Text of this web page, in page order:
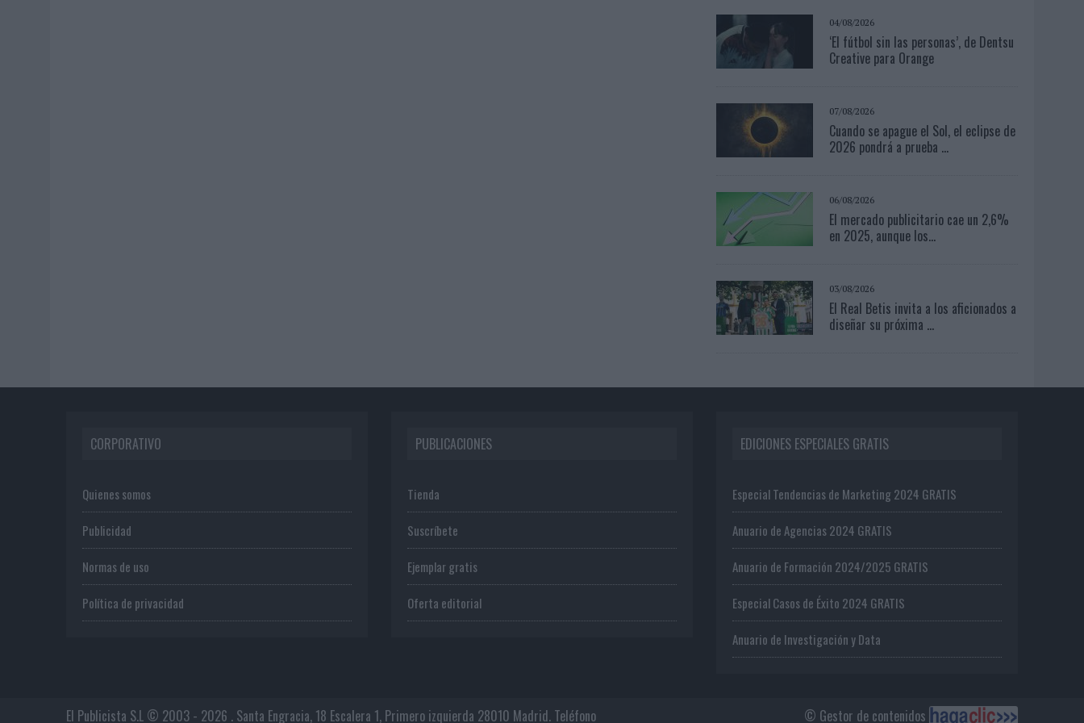
04/08/2026
‘El fútbol sin las personas’, de Dentsu
Creative para Orange
07/08/2026
Cuando se apague el Sol, el eclipse de
2026 pondrá a prueba ...
06/08/2026
El mercado publicitario cae un 2,6%
en 2025, aunque los...
03/08/2026
El Real Betis invita a los aficionados a
diseñar su próxima ...
CORPORATIVO
Quienes somos
Publicidad
Normas de uso
Política de privacidad
PUBLICACIONES
Tienda
Suscríbete
Ejemplar gratis
Oferta editorial
EDICIONES ESPECIALES GRATIS
Especial Tendencias de Marketing 2024 GRATIS
Anuario de Agencias 2024 GRATIS
Anuario de Formación 2024/2025 GRATIS
Especial Casos de Éxito 2024 GRATIS
Anuario de Investigación y Data
© Gestor de contenidos
El Publicista S.L © 2003 - 2026 . Santa Engracia, 18 Escalera 1, Primero izquierda 28010 Madrid. Teléfono